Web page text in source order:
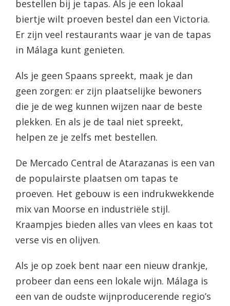
bestellen bij je tapas. Als je een lokaal
biertje wilt proeven bestel dan een Victoria.
Er zijn veel restaurants waar je van de tapas
in Málaga kunt genieten.
Als je geen Spaans spreekt, maak je dan
geen zorgen: er zijn plaatselijke bewoners
die je de weg kunnen wijzen naar de beste
plekken. En als je de taal niet spreekt,
helpen ze je zelfs met bestellen.
De Mercado Central de Atarazanas is een van
de populairste plaatsen om tapas te
proeven. Het gebouw is een indrukwekkende
mix van Moorse en industriële stijl.
Kraampjes bieden alles van vlees en kaas tot
verse vis en olijven.
Als je op zoek bent naar een nieuw drankje,
probeer dan eens een lokale wijn. Málaga is
een van de oudste wijnproducerende regio’s